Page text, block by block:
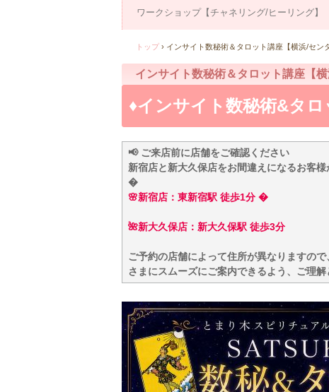
ワークショップ【チャネリング/ヒーリング】
トップ › インサイト数秘術＆タロット講座【横浜/セン
インサイト数秘術＆タロット講座【横
♦️インサイト数秘術&タロ
📢 ご来店前に店舗をご確認ください
新宿店と新大久保店をお間違えになるお客
�
🌸新宿店：東新宿駅 徒歩1分 �
🌺新大久保店：新大久保駅 徒歩3分
ご予約の店舗によって住所が異なりますの
さまにスムーズにご案内できるよう、ご理